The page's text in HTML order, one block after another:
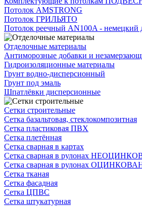
Потолок AMSTRONG
Потолок ГРИЛЬЯТО
Потолок реечный AN100A - немецкий
Отделочные материалы
Антиморозные добавки и
Гидроизоляционные материалы
Грунт водно-дисперсионный
Грунт под эмаль
Шпатлёвки дисперсионные
Сетки строительные
Сетка базальтовая, стеклокомпозитная
Сетка пластиковая ПВХ
Сетка плетённая
Сетка сварная в картах
Сетка сварная в рулонах
Сетка сварная в рулонах
Сетка тканая
Сетка фасадная
Сетка ЦПВС
Сетка штукатурная